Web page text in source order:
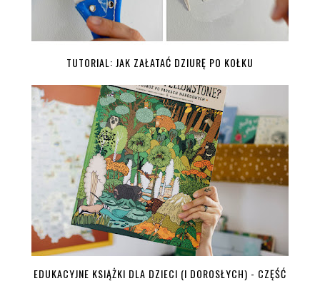
TUTORIAL: JAK ZAŁATAĆ DZIURĘ PO KOŁKU
EDUKACYJNE KSIĄŻKI DLA DZIECI (I DOROSŁYCH) - CZĘŚĆ